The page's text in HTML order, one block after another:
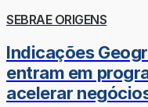
SEBRAE ORIGENS
Indicações
entram em
acelerar